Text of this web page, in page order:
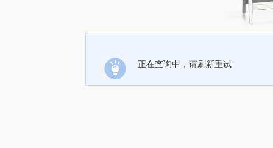
正在查询中，请刷新重试